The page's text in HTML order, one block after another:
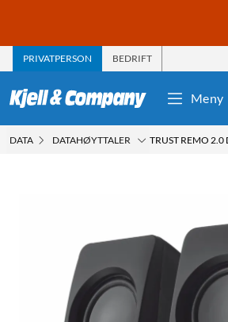
PRIVATPERSON BEDRIFT
Meny
DATA DATAHØYTTALER TRUST REMO